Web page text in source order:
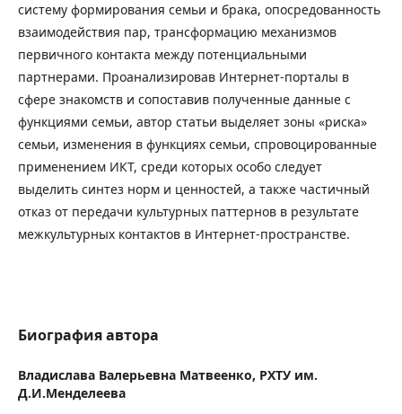
систему формирования семьи и брака, опосредованность
взаимодействия пар, трансформацию механизмов
первичного контакта между потенциальными
партнерами. Проанализировав Интернет-порталы в
сфере знакомств и сопоставив полученные данные с
функциями семьи, автор статьи выделяет зоны «риска»
семьи, изменения в функциях семьи, спровоцированные
применением ИКТ, среди которых особо следует
выделить синтез норм и ценностей, а также частичный
отказ от передачи культурных паттернов в результате
межкультурных контактов в Интернет-пространстве.
Биография автора
Владислава Валерьевна Матвеенко, РХТУ им.
Д.И.Менделеева